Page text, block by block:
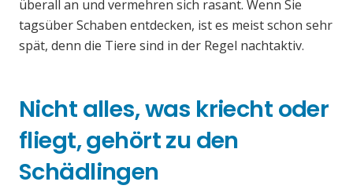
überall an und vermehren sich rasant. Wenn Sie
tagsüber Schaben entdecken, ist es meist schon sehr
spät, denn die Tiere sind in der Regel nachtaktiv.
Nicht alles, was kriecht oder
fliegt, gehört zu den
Schädlingen